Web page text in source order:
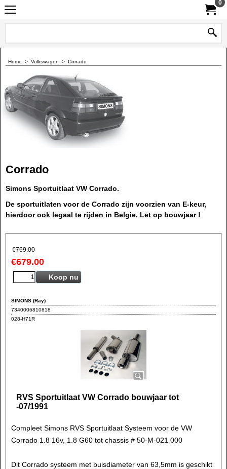
0
Home > Volkswagen > Corrado
Corrado
Simons Sportuitlaat VW Corrado.
De sportuitlaten voor de Corrado zijn voorzien van E-keur,
hierdoor ook legaal te rijden in Belgie. Let op bouwjaar !
€769.00
€679.00
Koop nu
SIMONS (Ray)
7340006810818
028-H71R
RVS Sportuitlaat VW Corrado bouwjaar tot
-07/1991
Compleet Simons RVS Sportuitlaat Systeem voor de VW
Corrado 1.8 16v, 1.8 G60 tot chassis # 50-M-021 000
Dit Corrado systeem met buisdiameter van 63,5mm is geschikt